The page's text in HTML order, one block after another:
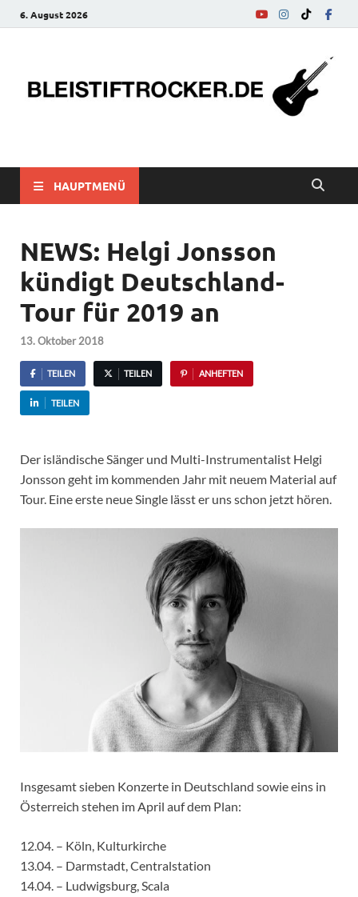
6. August 2026
bleistiftrocker.de
HAUPTMENÜ
NEWS: Helgi Jonsson
kündigt Deutschland-
Tour für 2019 an
13. Oktober 2018
TEILEN TEILEN ANHEFTEN
TEILEN
Der isländische Sänger und Multi-Instrumentalist Helgi
Jonsson geht im kommenden Jahr mit neuem Material auf
Tour. Eine erste neue Single lässt er uns schon jetzt hören.
Insgesamt sieben Konzerte in Deutschland sowie eins in
Österreich stehen im April auf dem Plan:
12.04. – Köln, Kulturkirche
13.04. – Darmstadt, Centralstation
14.04. – Ludwigsburg, Scala